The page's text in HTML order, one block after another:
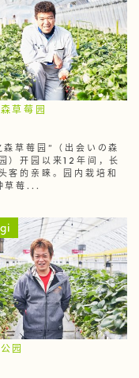
草莓园
森草莓园”（出会いの森
）开园以来12年间，长
客的亲睐。园内栽培和
草莓...
园